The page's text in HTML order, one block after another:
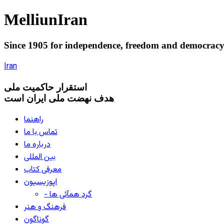
MelliunIran
Since 1905 for independence, freedom and democracy
Iran
استقرار حاکميت ملی
هدف نهضت ملی ایران است
راهنما
تماس با ما
درباره ما
بین المللی
معرفی کتاب
اپوزیسیون
- گرد همآئی ها
فرهنگ و هنر
گوناگون